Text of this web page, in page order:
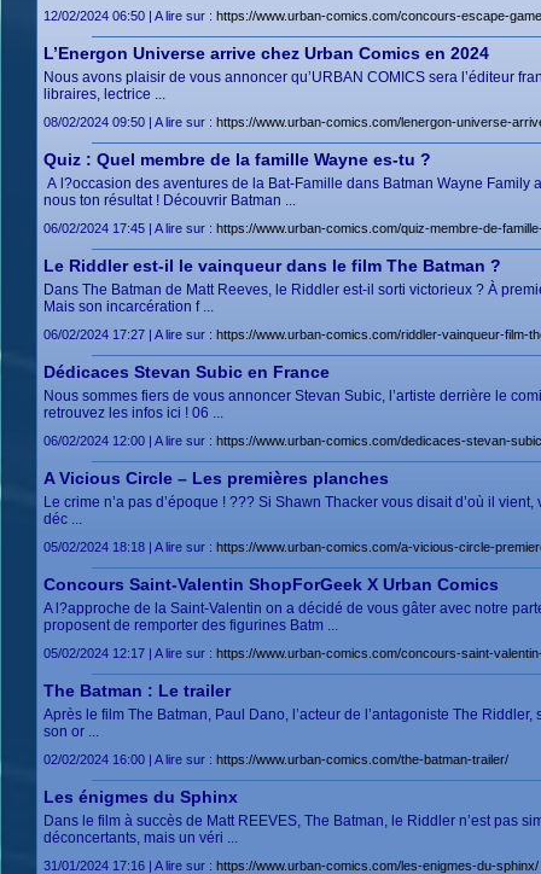
12/02/2024 06:50 | A lire sur : https://www.urban-comics.com/concours-escape-
L’Energon Universe arrive chez Urban Comics en 2024
Nous avons plaisir de vous annoncer qu’URBAN COMICS sera l’éditeur
libraires, lectrice ...
08/02/2024 09:50 | A lire sur : https://www.urban-comics.com/lenergon-universe-
Quiz : Quel membre de la famille Wayne es-tu ?
A l?occasion des aventures de la Bat-Famille dans Batman Wayne
nous ton résultat ! Découvrir Batman ...
06/02/2024 17:45 | A lire sur : https://www.urban-comics.com/quiz-membre-de-
Le Riddler est-il le vainqueur dans le film The Batman ?
Dans The Batman de Matt Reeves, le Riddler est-il sorti victorieux ? À
Mais son incarcération f ...
06/02/2024 17:27 | A lire sur : https://www.urban-comics.com/riddler-vainqueur-film-
Dédicaces Stevan Subic en France
Nous sommes fiers de vous annoncer Stevan Subic, l’artiste derrière le
retrouvez les infos ici ! 06 ...
06/02/2024 12:00 | A lire sur : https://www.urban-comics.com/dedicaces-stevan-
A Vicious Circle – Les premières planches
Le crime n’a pas d’époque ! ??? Si Shawn Thacker vous disait d’où il
déc ...
05/02/2024 18:18 | A lire sur : https://www.urban-comics.com/a-vicious-circle-
Concours Saint-Valentin ShopForGeek X Urban Comics
A l?approche de la Saint-Valentin on a décidé de vous gâter avec notre
proposent de remporter des figurines Batm ...
05/02/2024 12:17 | A lire sur : https://www.urban-comics.com/concours-saint-
The Batman : Le trailer
Après le film The Batman, Paul Dano, l’acteur de l’antagoniste The
son or ...
02/02/2024 16:00 | A lire sur : https://www.urban-comics.com/the-batman-trailer/
Les énigmes du Sphinx
Dans le film à succès de Matt REEVES, The Batman, le Riddler n’est pas
déconcertants, mais un véri ...
31/01/2024 17:16 | A lire sur : https://www.urban-comics.com/les-enigmes-du-sphinx/